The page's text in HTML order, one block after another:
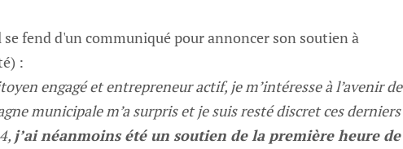
fend d'un communiqué pour annoncer son soutien à
:
engagé et entrepreneur actif, je m’intéresse à l’avenir de
municipale m’a surpris et je suis resté discret ces derniers
j’ai néanmoins été un soutien de la première heure de